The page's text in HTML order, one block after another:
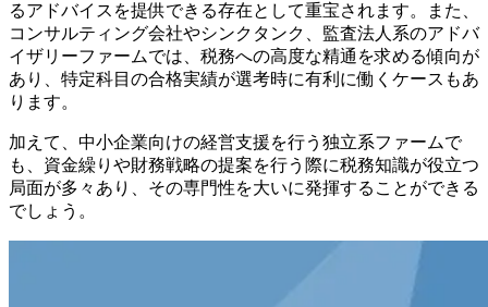
るアドバイスを提供できる存在として重宝されます。また、
コンサルティング会社やシンクタンク、監査法人系のアドバ
イザリーファームでは、税務への高度な精通を求める傾向が
あり、特定科目の合格実績が選考時に有利に働くケースもあ
ります。
加えて、中小企業向けの経営支援を行う独立系ファームで
も、資金繰りや財務戦略の提案を行う際に税務知識が役立つ
局面が多々あり、その専門性を大いに発揮することができる
でしょう。